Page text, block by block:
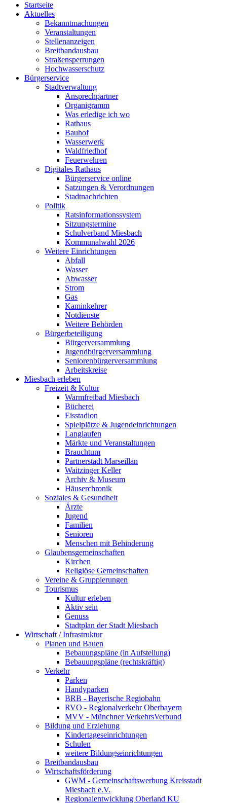
Startseite
Aktuelles
Bekanntmachungen
Veranstaltungen
Stellenanzeigen
Breitbandausbau
Straßensperrungen
Hochwasserschutz
Bürgerservice
Stadtverwaltung
Ansprechpartner
Organigramm
Was erledige ich wo
Rathaus
Bauhof
Wasserwerk
Waldfriedhof
Feuerwehren
Digitales Rathaus
Bürgerservice online
Satzungen & Verordnungen
Stadtnachrichten
Politik
Ratsinformationssystem
Sitzungstermine
Schulverband Miesbach
Kommunalwahl 2026
Weitere Einrichtungen
Abfall
Wasser
Abwasser
Strom
Gas
Kaminkehrer
Notdienste
Weitere Behörden
Bürgerbeteiligung
Bürgerversammlung
Jugendbürgerversammlung
Seniorenbürgerversammlung
Arbeitskreise
Miesbach erleben
Freizeit & Kultur
Warmfreibad Miesbach
Bücherei
Eisstadion
Spielplätze & Jugendeinrichtungen
Langlaufen
Märkte und Veranstaltungen
Brauchtum
Partnerstadt Marseillan
Waitzinger Keller
Archiv & Museum
Häuserchronik
Soziales & Gesundheit
Ärzte
Jugend
Familien
Senioren
Menschen mit Behinderung
Glaubensgemeinschaften
Kirchen
Religiöse Gemeinschaften
Vereine & Gruppierungen
Tourismus
Kultur erleben
Aktiv sein
Genuss
Stadtplan der Stadt Miesbach
Wirtschaft / Infrastruktur
Planen und Bauen
Bebauungspläne (in Aufstellung)
Bebauungspläne (rechtskräftig)
Verkehr
Parken
Handyparken
BRB - Bayerische Regiobahn
RVO - Regionalverkehr Oberbayern
MVV - Münchner VerkehrsVerbund
Bildung und Erziehung
Kindertageseinrichtungen
Schulen
weitere Bildungseinrichtungen
Breitbandausbau
Wirtschaftsförderung
GWM - Gemeinschaftswerbung Kreisstadt
Miesbach e.V.
Regionalentwicklung Oberland KU